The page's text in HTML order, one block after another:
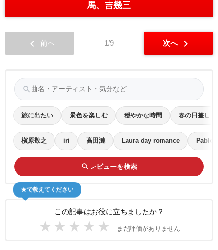
馬、吉幾三
chevron_left 前へ 1/9 次へ chevron_right
search
旅に出たい 景色を楽しむ 穏やかな時間 春の日差し
槇原敬之 iri 高田漣 Laura day romance Pablo
search レビューを検索
この記事はお役に立ちましたか？
★ ★ ★ ★ ★ まだ評価がありません
★で教えてください